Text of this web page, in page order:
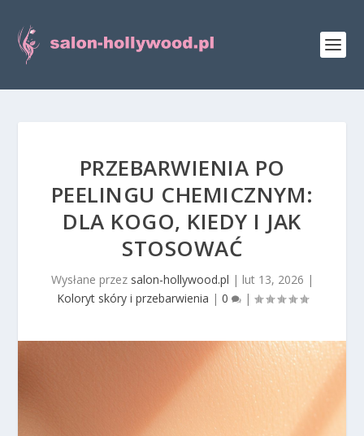
PRZEBARWIENIA PO
PEELINGU CHEMICZNYM:
DLA KOGO, KIEDY I JAK
STOSOWAĆ
Wysłane przez salon-hollywood.pl | lut 13, 2026 |
Koloryt skóry i przebarwienia | 0 |